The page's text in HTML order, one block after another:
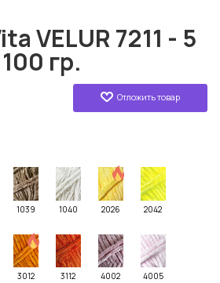
VELUR 7211 - 5
гр.
Отложить товар
1039 1040 2026 2042
3012 3112 4002 4005